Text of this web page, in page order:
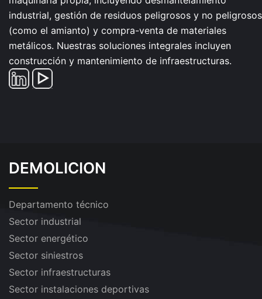
industrial, gestión de residuos peligrosos y no peligrosos
(como el amianto) y compra-venta de materiales
metálicos. Nuestras soluciones integrales incluyen
construcción y mantenimiento de infraestructuras.
DEMOLICION
Departamento técnico
Sector industrial
Sector energético
Sector siniestros
Sector infraestructuras
Sector instalaciones deportivas